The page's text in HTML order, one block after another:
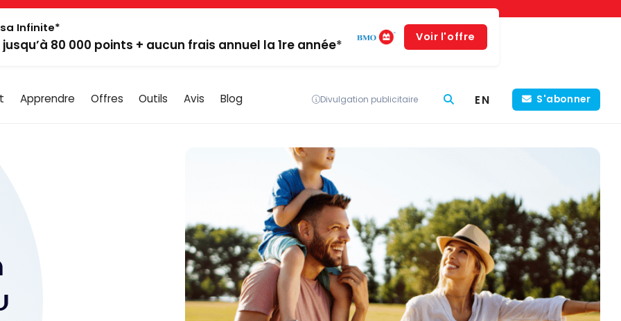
Infinite*
80 000 points + aucun frais annuel la 1re année*
Voir l'offre
Apprendre Offres Outils Avis Blog Divulgation publicitaire EN S'abonner